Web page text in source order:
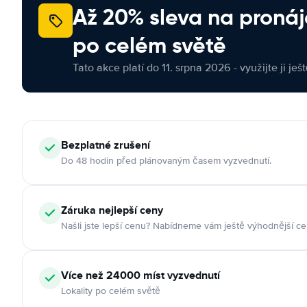
Až 20% sleva na
po celém světě
Tato akce platí do 11. srpna 2026 - využijte ji
Bezplatné zrušení
Do 48 hodin před plánovaným časem vyzvednutí.
Záruka nejlepší ceny
Našli jste lepší cenu? Nabídneme vám ještě výhodnější
Více než 24000 míst vyzvednutí
Lokality po celém světě